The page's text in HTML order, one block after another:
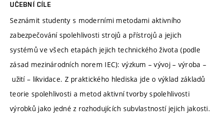
UČEBNÍ CÍLE
Seznámit studenty s moderními metodami aktivního
zabezpečování spolehlivosti strojů a přístrojů a jejich
systémů ve všech etapách jejich technického života (podle
zásad mezinárodních norem IEC): výzkum – vývoj – výroba –
užití – likvidace. Z praktického hlediska jde o výklad základů
teorie spolehlivosti a metod aktivní tvorby spolehlivosti
výrobků jako jedné z rozhodujících subvlastností jejich jakosti.